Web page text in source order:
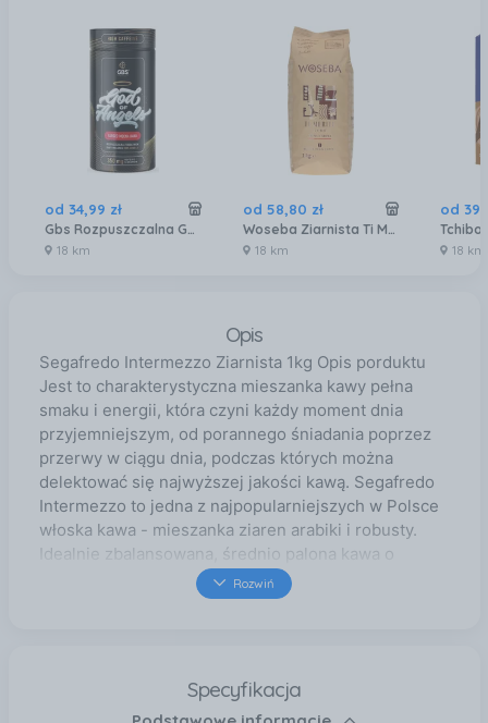
od34,99 zł
Gbs Rozpuszczalna Golden Bow Solutions God Of Angels Krówka 0.12kg
18 km
od 58,80 zł
Woseba Ziarnista Ti Meriti Un Caffe Cremae 1000G
18 km
od 39
18 km
Opis
Segafredo Intermezzo Ziarnista 1kg Opis porduktu
Jest to charakterystyczna mieszanka kawy pełna
smaku i energii, która czyni każdy moment dnia
przyjemniejszym, od porannego śniadania poprzez
przerwy w ciągu dnia, podczas których można
delektować się najwyższej jakości kawą. Segafredo
Intermezzo to jedna z najpopularniejszych w Polsce
włoska kawa - mieszanka ziaren arabiki i robusty.
Idealnie zbalansowana, średnio palona kawa o
intensywnym smaku i dużej zawartości kofeiny.
Segafredo Intermezzo bardzo dobrze smakuje w
smaków i aromatów kawy, zachwyci i oczaruje Twoje
Rozwiń
Specyfikacja